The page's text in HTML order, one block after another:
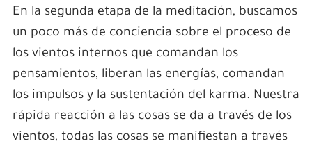
En la segunda etapa de la meditación, buscamos
un poco más de conciencia sobre el proceso de
los vientos internos que comandan los
pensamientos, liberan las energías, comandan
los impulsos y la sustentación del karma. Nuestra
rápida reacción a las cosas se da a través de los
vientos, todas las cosas se manifiestan a través